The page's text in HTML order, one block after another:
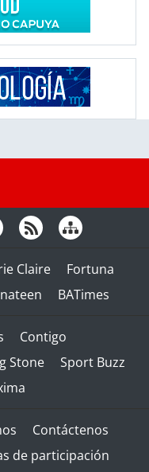
Claire
Fortuna
BATimes
Contigo
Stone
Sport Buzz
Contáctenos
de participación